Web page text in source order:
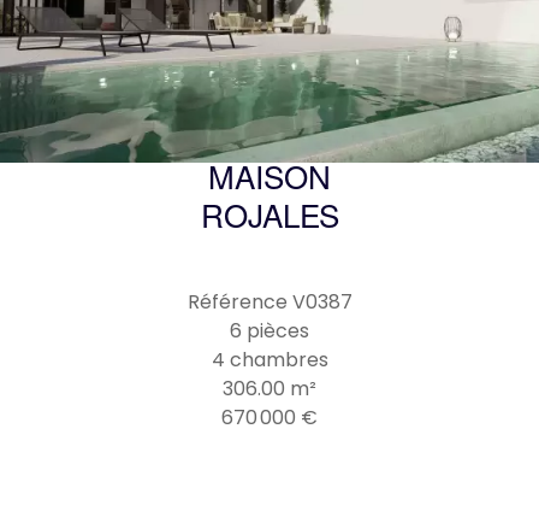
MAISON
ROJALES
Référence V0387
6 pièces
4 chambres
306.00 m²
670 000 €